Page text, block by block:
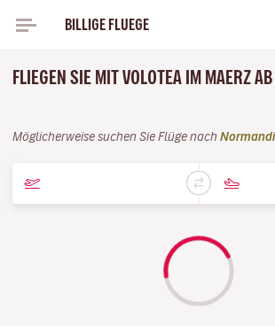
BILLIGE FLUEGE
FLIEGEN SIE MIT VOLOTEA IM MAERZ
Möglicherweise suchen Sie Flüge nach